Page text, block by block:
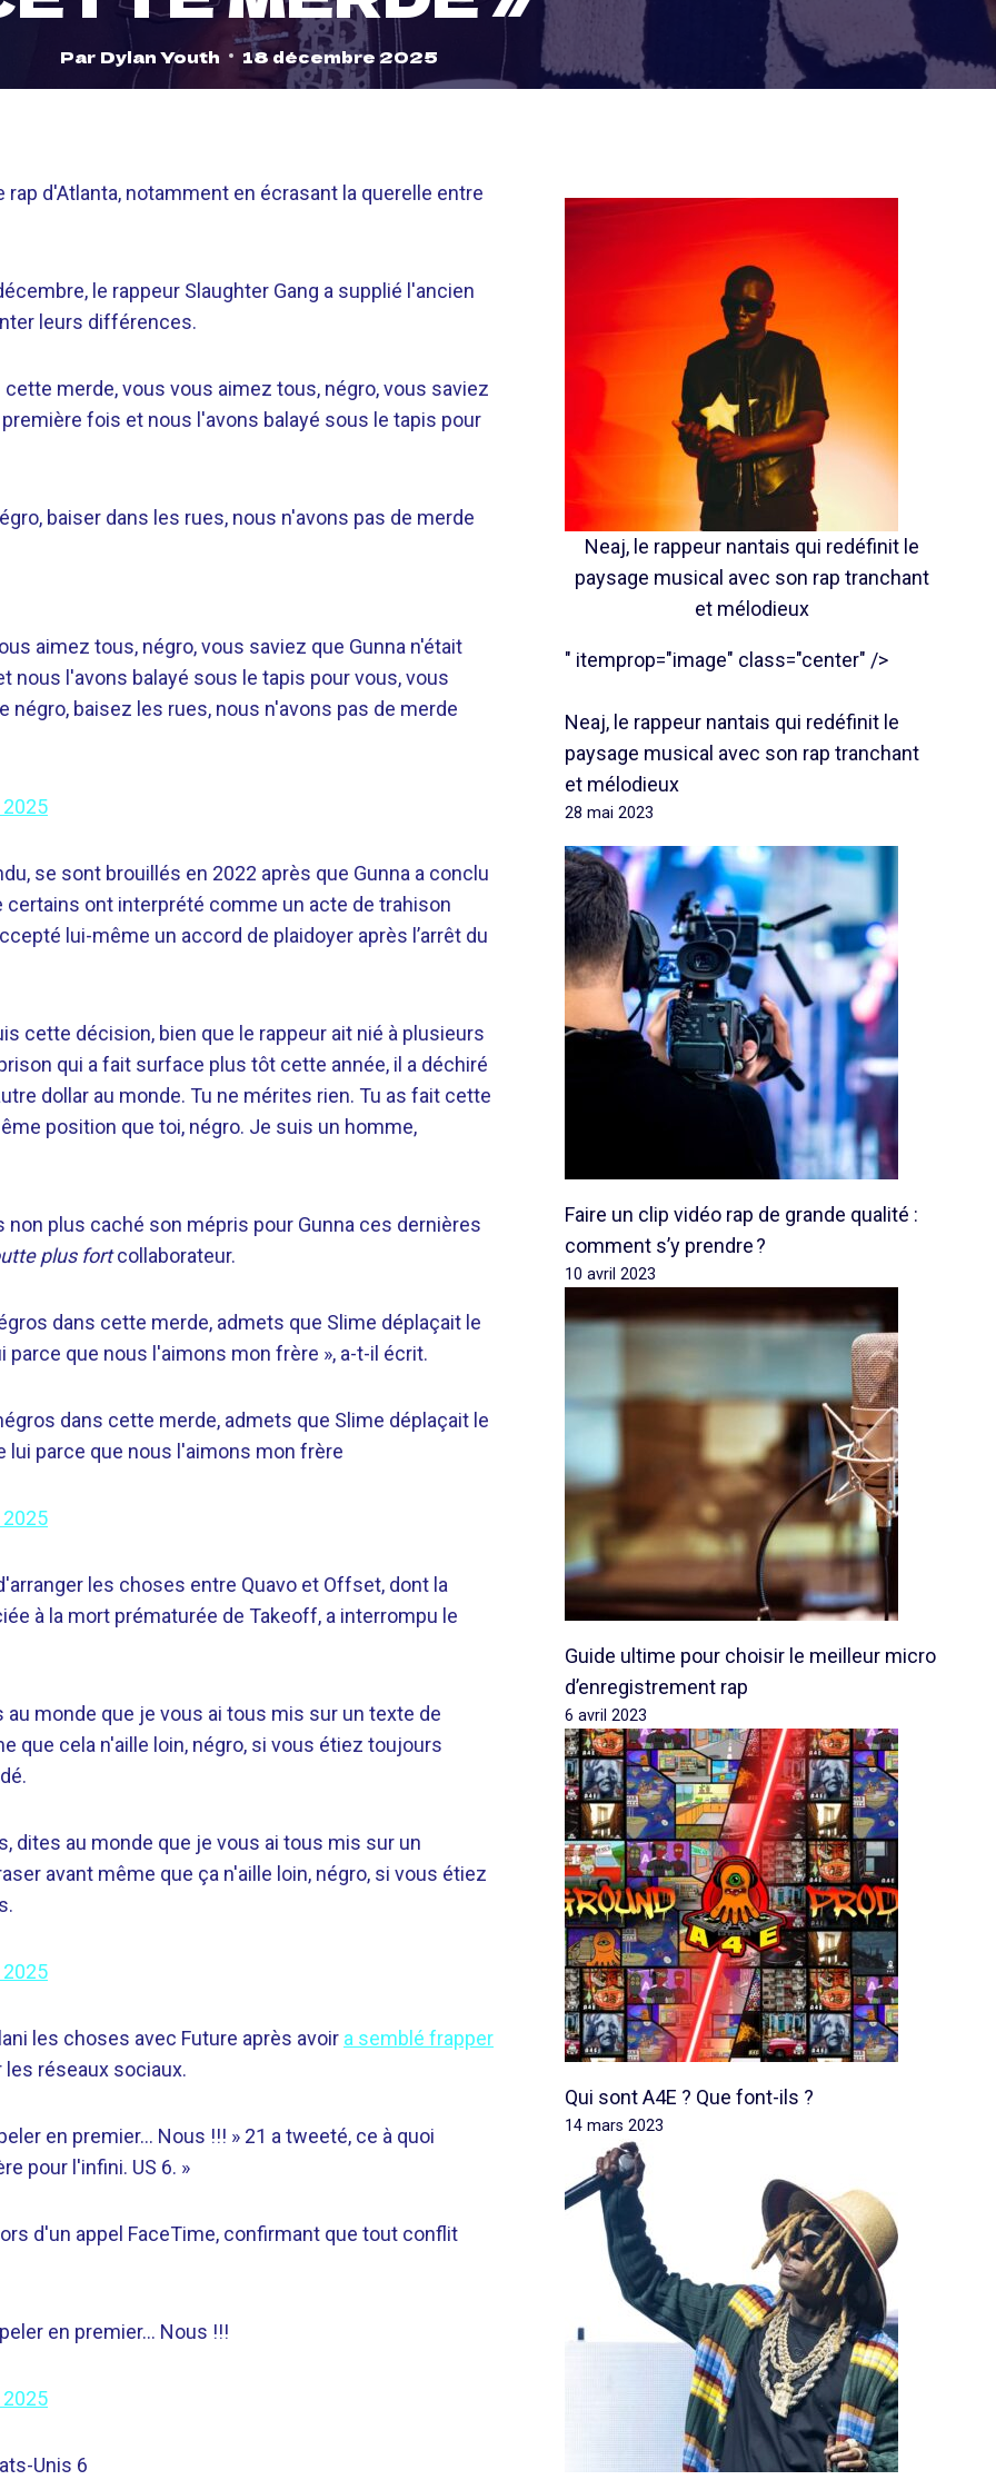
Par Dylan Youth 18 décembre 2025
d'Atlanta, notamment en écrasant la querelle entre
le rappeur Slaughter Gang a supplié l'ancien
leurs différences.
merde, vous vous aimez tous, négro, vous saviez
fois et nous l'avons balayé sous le tapis pour
baiser dans les rues, nous n'avons pas de merde
aimez tous, négro, vous saviez que Gunna n'était
nous l'avons balayé sous le tapis pour vous, vous
baisez les rues, nous n'avons pas de merde
se sont brouillés en 2022 après que Gunna a conclu
certains ont interprété comme un acte de trahison
lui-même un accord de plaidoyer après l’arrêt du
cette décision, bien que le rappeur ait nié à plusieurs
qui a fait surface plus tôt cette année, il a déchiré
dollar au monde. Tu ne mérites rien. Tu as fait cette
position que toi, négro. Je suis un homme,
non plus caché son mépris pour Gunna ces dernières
plus fortcollaborateur.
dans cette merde, admets que Slime déplaçait le
que nous l'aimons mon frère », a-t-il écrit.
dans cette merde, admets que Slime déplaçait le
parce que nous l'aimons mon frère
les choses entre Quavo et Offset, dont la
à la mort prématurée de Takeoff, a interrompu le
monde que je vous ai tous mis sur un texte de
que cela n'aille loin, négro, si vous étiez toujours
dites au monde que je vous ai tous mis sur un
avant même que ça n'aille loin, négro, si vous étiez
les choses avec Future après avoir a semblé frapper
réseaux sociaux.
en premier… Nous !!! » 21 a tweeté, ce à quoi
pour l'infini. US 6. »
d'un appel FaceTime, confirmant que tout conflit
en premier… Nous !!!
Unis 6
Neaj, le rappeur nantais qui redéfinit le
paysage musical avec son rap tranchant
et mélodieux
" itemprop="image" class="center" />
Neaj, le rappeur nantais qui redéfinit le
paysage musical avec son rap tranchant
et mélodieux
28 mai 2023
Faire un clip vidéo rap de grande qualité :
comment s’y prendre ?
10 avril 2023
Guide ultime pour choisir le meilleur micro
d’enregistrement rap
6 avril 2023
Qui sont A4E ? Que font-ils ?
14 mars 2023